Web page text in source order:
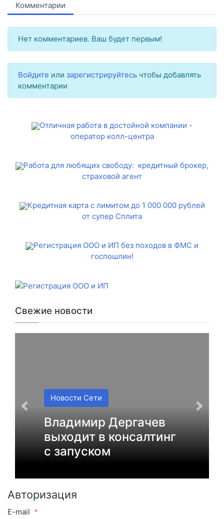
Комментарии
Нет комментариев. Ваш будет первым!
Войдите или зарегистрируйтесь чтобы добавлять
комментарии
Отличная работа в достойной компании -
оператор колл-центра
Работа для любящих свободу: кредитный брокер,
страховой агент
Кредитная карта с лимитом до 1 000 000 рублей
от супер Сплита
Регистрация ООО и ИП без походов в ФМС и
госпошлин!
Свежие новости
Новости Сети
Владимир Дергачев
выходит в консалтинг
с запуском
Авторизация
E-mail